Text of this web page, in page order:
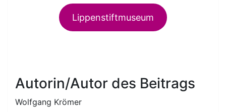
Lippenstiftmuseum
Autorin/Autor des Beitrags
Wolfgang Krömer